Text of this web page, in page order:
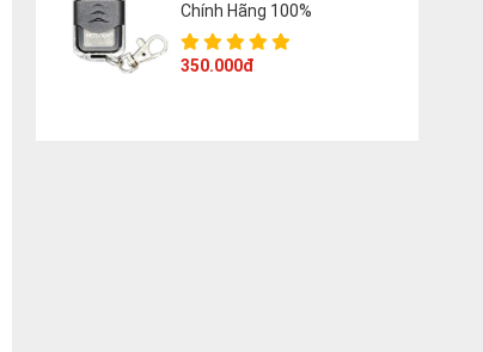
Chính Hãng 100%
350.000đ